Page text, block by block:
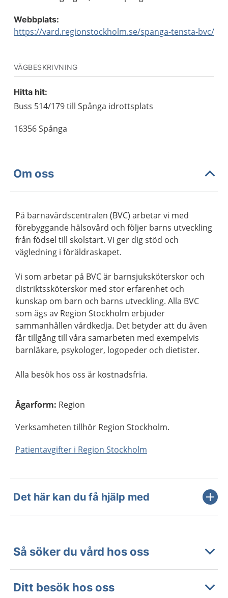
Webbplats:
https://vard.regionstockholm.se/spanga-tensta-bvc/
VÄGBESKRIVNING
Hitta hit:
Buss 514/179 till Spånga idrottsplats
16356 Spånga
Om oss
På barnavårdscentralen (BVC) arbetar vi med
förebyggande hälsovård och följer barns utveckling
från födsel till skolstart. Vi ger dig stöd och
vägledning i föräldraskapet.
Vi som arbetar på BVC är barnsjuksköterskor och
distriktssköterskor med stor erfarenhet och
kunskap om barn och barns utveckling. Alla BVC
som ägs av Region Stockholm erbjuder
sammanhållen vårdkedja. Det betyder att du även
får tillgång till våra samarbeten med exempelvis
barnläkare, psykologer, logopeder och dietister.
Alla besök hos oss är kostnadsfria.
Ägarform: Region
Verksamheten tillhör Region Stockholm.
Patientavgifter i Region Stockholm
Det här kan du få hjälp med
Så söker du vård hos oss
Ditt besök hos oss